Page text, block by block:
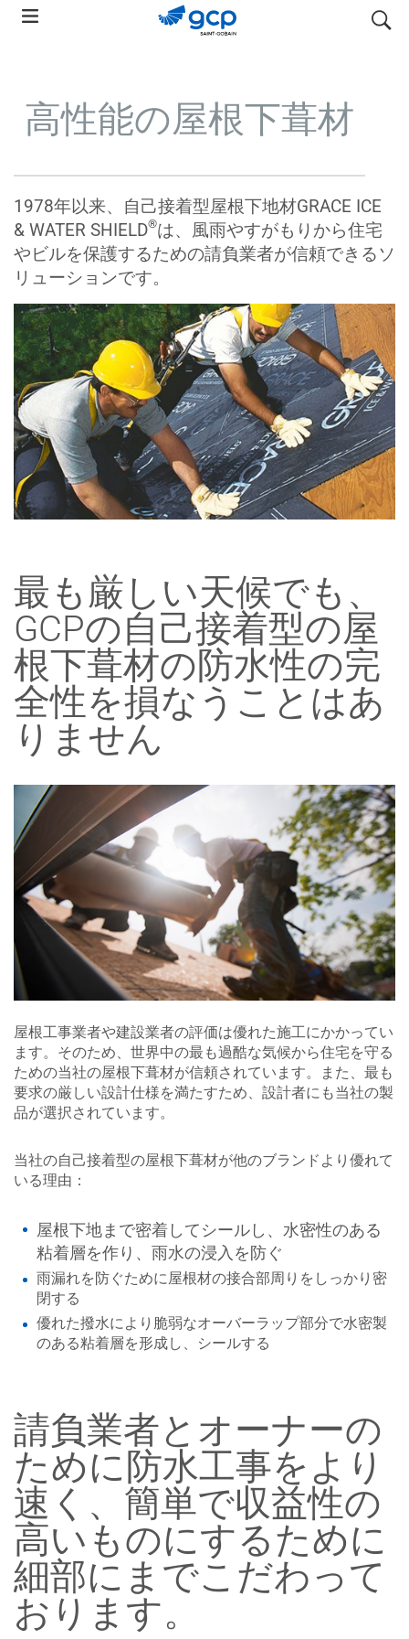
Skip
検索
高性能の屋根下葺材
1978年以来、自己接着型屋根下地材GRACE ICE
& WATER SHIELD®は、風雨やすがもりから住宅
やビルを保護するための請負業者が信頼できるソ
リューションです。
最も厳しい天候でも、
GCPの自己接着型の屋
根下葺材の防水性の完
全性を損なうことはあ
りません
屋根工事業者や建設業者の評価は優れた施工にかかってい
ます。そのため、世界中の最も過酷な気候から住宅を守る
ための当社の屋根下葺材が信頼されています。また、最も
要求の厳しい設計仕様を満たすため、設計者にも当社の製
品が選択されています。
当社の自己接着型の屋根下葺材が他のブランドより優れて
いる理由：
屋根下地まで密着してシールし、水密性のある
粘着層を作り、雨水の浸入を防ぐ
雨漏れを防ぐために屋根材の接合部周りをしっかり密
閉する
優れた撥水により脆弱なオーバーラップ部分で水密製
のある粘着層を形成し、シールする
請負業者とオーナーの
ために防水工事をより
速く、簡単で収益性の
高いものにするために
細部にまでこだわって
おります。